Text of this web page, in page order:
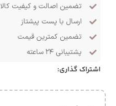
تضمین اصالت و کیفیت کالا
ارسال با پست پیشتاز
تضمین کمترین قیمت
پشتیبانی ۲۴ ساعته
اشتراک گذاری: